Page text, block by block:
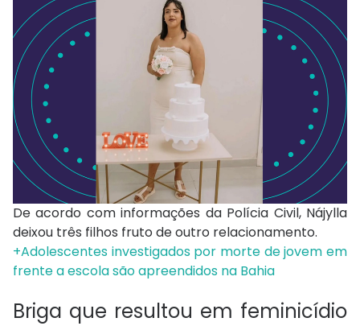
De acordo com informações da Polícia Civil, Nájylla
deixou três filhos fruto de outro relacionamento.
+Adolescentes investigados por morte de jovem em
frente a escola são apreendidos na Bahia
Briga que resultou em feminicídio